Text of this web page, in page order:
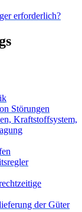
erforderlich?
Störungen
Kraftstoffsystem,
der Güter